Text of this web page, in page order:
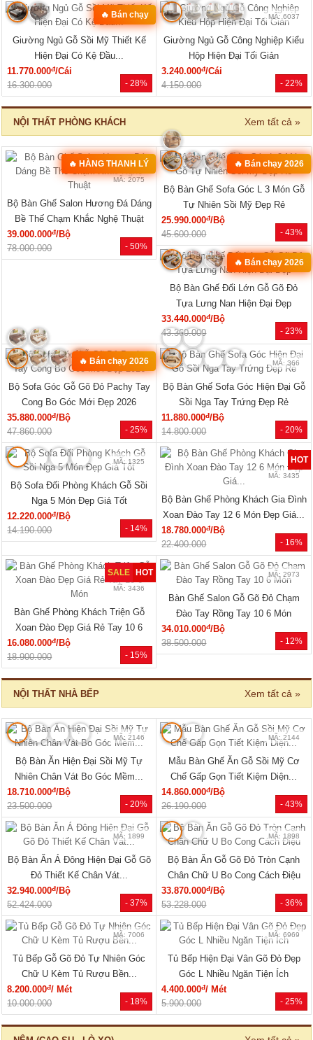
- -3%
MÃ: 2168
Tủ Đựng Đồ Nhỏ Vân Sồi Hiện Đại
Tối Giản Mới Giá Rẻ
4.320.000đ/Cái
4.200.000
- 40%
MÃ: 2137
Tủ Quần Áo Vân Sồi Tự Nhiên Tích
Hợp Kệ Bên Nhiều Tiện Ích
11.340.000đ/Cái
19.000.000
- 46%
🔥 TỦ BÁN CHẠY
Tủ Quần Áo Tự Nhiên Vân Sồi Đa
Cánh Kèm Cụm Ngăn Kéo Giá Rẻ
9.180.000đ/Cái
17.000.000
- 28%
MÃ: 2686
Tủ Quần Áo Hiện Đại Gỗ Công
Nghiệp Màu Nâu Đẹp Giá Rẻ...
6.050.000đ/Cái
8.400.000
HOT
MÃ: 7288
Sồi Màu Óc Chó Thanh Lịch
15.550.000đ /Cái
- 26%
Tủ Áo Gỗ Cao Su Veneer Óc Chó 4
Cánh Dáng Trơn Tối Giản
17.110.000đ /Cái
23.040.000
- 40%
🔥 Gỗ tự nhiên 100%
Giường Ngủ Gỗ Sồi Mỹ Kẻ Rãnh
Hiện Đại Đẹp Giá Siêu Rẻ
5.940.000đ/Cái
9.960.000
- 33%
Giường Ngủ Sồi Tự Nhiên Chân
Thấp Hiện Đại Bo Góc Sang...
19.220.000
28.500.000
🔥 Combo giường tủ
MÃ: 2034
Bộ Giường Tủ Phòng Ngủ Gỗ Tự
Nhiên Vân Sồi Hiện Đại Giá...
12.375.000đ/Bộ
🔥 Bán chạy
MÃ: 7723
Giường Ngủ Gỗ Sồi Mỹ Thiết Kế
Hiện Đại Có Kệ Đầu...
11.770.000đ/Cái